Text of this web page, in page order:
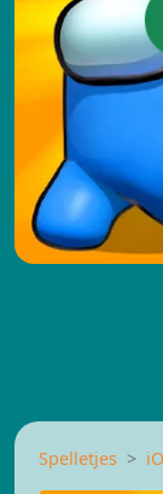
Spelletjes